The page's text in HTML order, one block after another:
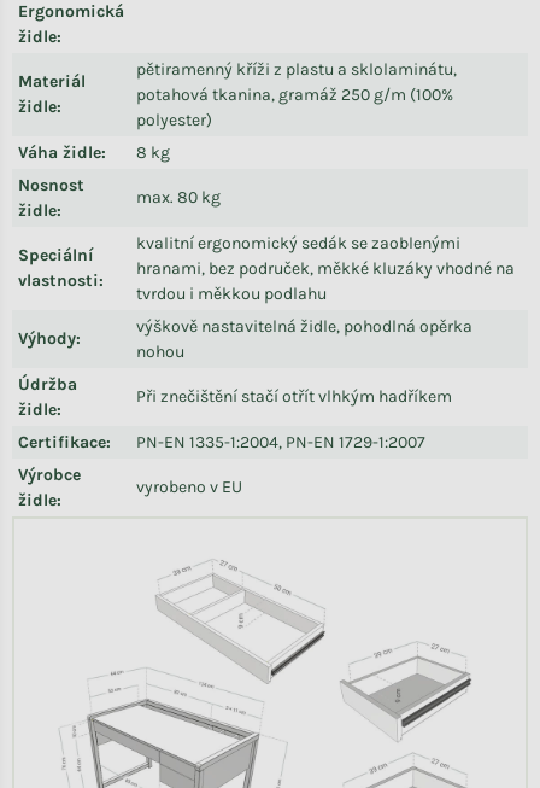
Ergonomická
židle:
Materiál
židle:
pětiramenný kříži z plastu a sklolaminátu,
potahová tkanina, gramáž 250 g/m (100%
polyester)
Váha židle:
8 kg
Nosnost
židle:
max. 80 kg
Speciální
vlastnosti:
kvalitní ergonomický sedák se zaoblenými
hranami, bez područek, měkké kluzáky vhodné na
tvrdou i měkkou podlahu
Výhody:
výškově nastavitelná židle, pohodlná opěrka
nohou
Údržba
židle:
Při znečištění stačí otřít vlhkým hadříkem
Certifikace:
PN-EN 1335-1:2004, PN-EN 1729-1:2007
Výrobce
židle:
vyrobeno v EU